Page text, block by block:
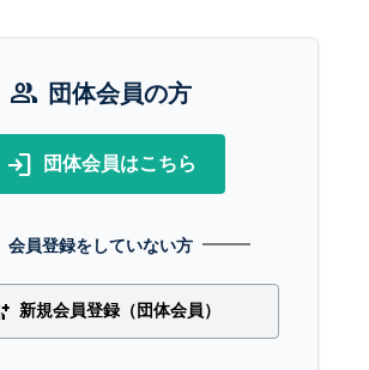
group 団体会員の方
login 団体会員はこちら
会員登録をしていない方
新規会員登録（団体会員）